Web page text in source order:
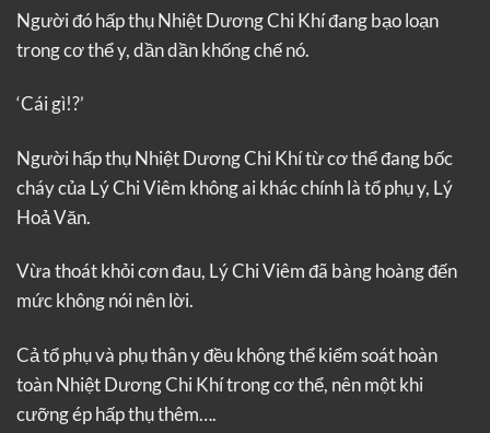
Người đó hấp thụ Nhiệt Dương Chi Khí đang bạo loạn
trong cơ thể y, dần dần khống chế nó.
‘Cái gì!?’
Người hấp thụ Nhiệt Dương Chi Khí từ cơ thể đang bốc
cháy của Lý Chi Viêm không ai khác chính là tổ phụ y, Lý
Hoả Văn.
Vừa thoát khỏi cơn đau, Lý Chi Viêm đã bàng hoàng đến
mức không nói nên lời.
Cả tổ phụ và phụ thân y đều không thể kiểm soát hoàn
toàn Nhiệt Dương Chi Khí trong cơ thể, nên một khi
cưỡng ép hấp thụ thêm….